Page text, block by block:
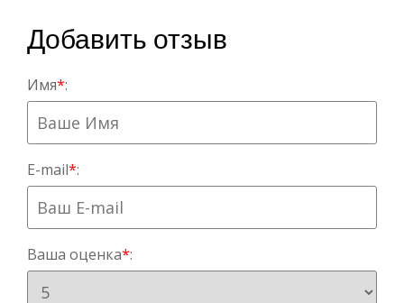
Добавить отзыв
Имя*:
E-mail*:
Ваша оценка*: